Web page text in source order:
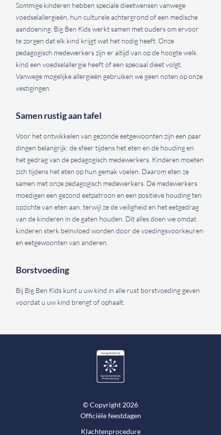
Sommige kinderen hebben speciale dieetwensen vanwege
voedselallergieën, hun culturele achtergrond of een medische
aandoening. Big Ben Kids werkt samen met ouders om ervoor
te zorgen dat elk kind krijgt wat het nodig heeft. Onze
pedagogisch medewerkers zijn er altijd van op de hoogte welk
kind een voedselallergie heeft of een speciaal dieet volgt.
Vanwege mogelijke allergieën gebruiken we geen noten op onze
vestigingen.
Samen rustig aan tafel
Voor het ontwikkelen van gezonde eetgewoonten zijn een paar
dingen belangrijk: de sfeer tijdens het eten en de houding en
het gedrag van de pedagogisch medewerkers. Kinderen moeten
zich tijdens het eten op hun gemak voelen. Daarom eten ze
samen met onze pedagogisch medewerkers. De medewerkers
moedigen een gezond eetpatroon en een positieve houding ten
opzichte van eten aan, terwijl ze de veiligheid en het eetgedrag
van de kinderen in de gaten houden. Dit alles doen we omdat
kinderen sterk beïnvloed worden door de voedingsvoorkeuren
en eetgewoonten van anderen.
Borstvoeding
Bij Big Ben Kids kunt u uw kind in alle rust borstvoeding geven
voordat u uw kind brengt of ophaalt.
© Copyright 2026
Officiële feestdagen
Klachtenprocedure